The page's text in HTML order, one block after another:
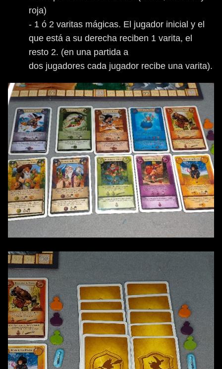
roja)
- 1 ó 2 varitas mágicas. El jugador inicial y el
que está a su derecha reciben 1 varita, el
resto 2. (en una partida a
dos jugadores cada jugador recibe una varita).